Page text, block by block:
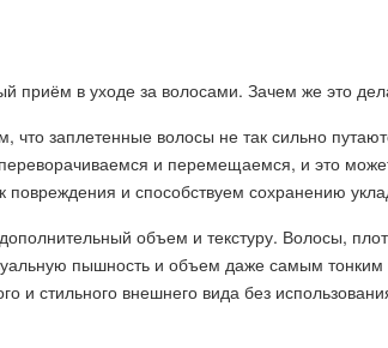
приём в уходе за волосами. Зачем же это
что заплетенные волосы не так сильно
и перемещаемся, и это
и способствуем сохранению
объем и текстуру. Волосы,
пышность и объем даже самым
и стильного внешнего вида без